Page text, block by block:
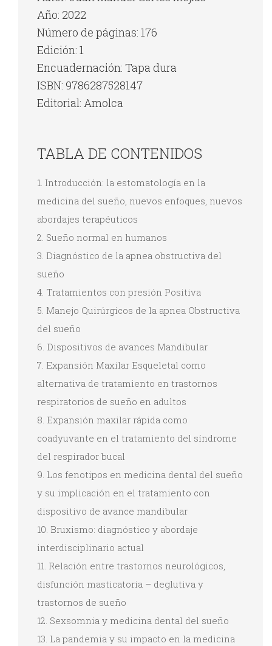
Año: 2022
Número de páginas: 176
Edición: 1
Encuadernación: Tapa dura
ISBN: 9786287528147
Editorial: Amolca
TABLA DE CONTENIDOS
1. Introducción: la estomatología en la
medicina del sueño, nuevos enfoques, nuevos
abordajes terapéuticos
2. Sueño normal en humanos
3. Diagnóstico de la apnea obstructiva del
sueño
4. Tratamientos con presión Positiva
5. Manejo Quirúrgicos de la apnea Obstructiva
del sueño
6. Dispositivos de avances Mandibular
7. Expansión Maxilar Esqueletal como
alternativa de tratamiento en trastornos
respiratorios de sueño en adultos
8. Expansión maxilar rápida como
coadyuvante en el tratamiento del síndrome
del respirador bucal
9. Los fenotipos en medicina dental del sueño
y su implicación en el tratamiento con
dispositivo de avance mandibular
10. Bruxismo: diagnóstico y abordaje
interdisciplinario actual
11. Relación entre trastornos neurológicos,
disfunción masticatoria – deglutiva y
trastornos de sueño
12. Sexsomnia y medicina dental del sueño
13. La pandemia y su impacto en la medicina